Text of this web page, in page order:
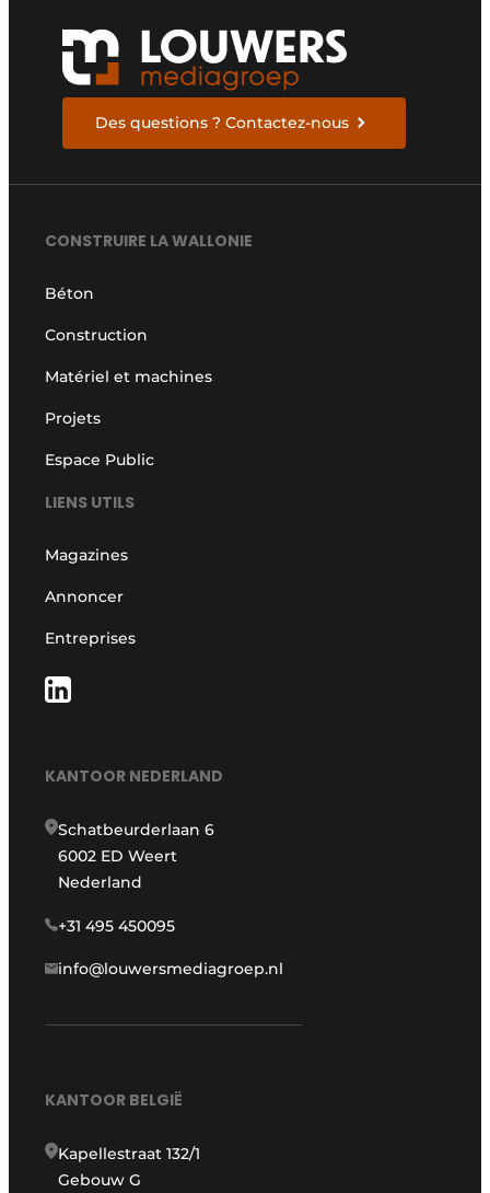
Des questions ? Contactez-nous
CONSTRUIRE LA WALLONIE
Béton
Construction
Matériel et machines
Projets
Espace Public
LIENS UTILS
Magazines
Annoncer
Entreprises
KANTOOR NEDERLAND
Schatbeurderlaan 6
6002 ED Weert
Nederland
+31 495 450095
info@louwersmediagroep.nl
KANTOOR BELGIË
Kapellestraat 132/1
Gebouw G